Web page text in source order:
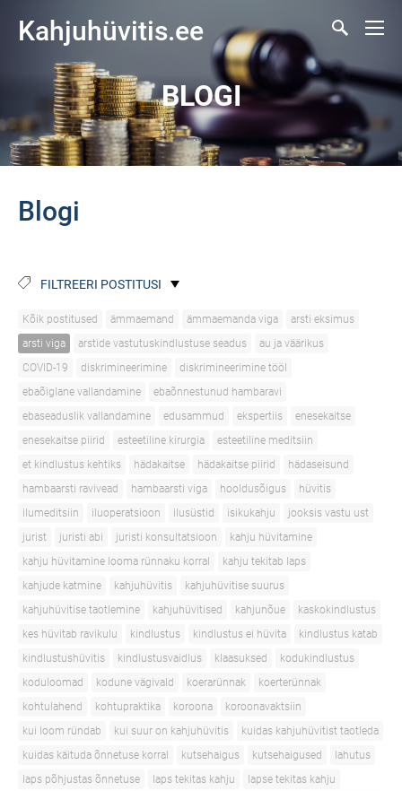
Kahjuhüvitis.ee
BLOGI
Blogi
FILTREERI POSTITUSI
Kõik postitused ämmaemand ämmaemanda viga
arsti eksimus
arsti viga
arstide vastutuskindlustuse seadus
au ja väärikus
COVID-19
diskrimineerimine
diskrimineerimine tööl
ebaõiglane vallandamine
ebaõnnestunud hambaravi
ebaseaduslik vallandamine
edusammud ekspertiis
enesekaitse
enesekaitse piirid
esteetiline kirurgia
esteetiline meditsiin
et kindlustus kehtiks
hädakaitse hädakaitse piirid
hädaseisund
hambaarsti ravivead
hambaarsti viga hooldusõigus
hüvitis
ilumeditsiin
iluoperatsioon ilusüstid isikukahju
jooksis vastu ust
jurist
juristi abi juristi konsultatsioon
kahju hüvitamine
kahju hüvitamine looma rünnaku korral
kahju tekitab laps
kahjude katmine
kahjuhüvitis
kahjuhüvitise suurus
kahjuhüvitise taotlemine
kahjuhüvitised kahjunõue
kaskokindlustus
kes hüvitab ravikulu
kindlustus kindlustus ei hüvita
kindlustus katab
kindlustushüvitis
kindlustusvaidlus klaasuksed
kodukindlustus
koduloomad
kodune vägivald koerarünnak
koerterünnak
kohtulahend
kohtupraktika koroona
koroonavaktsiin
kui loom ründab
kui suur on kahjuhüvitis
kuidas kahjuhüvitist taotleda
kuidas käituda õnnetuse korral
kutsehaigus kutsehaigused
lahutus
laps põhjustas õnnetuse
laps tekitas kahju
lapse tekitas kahju